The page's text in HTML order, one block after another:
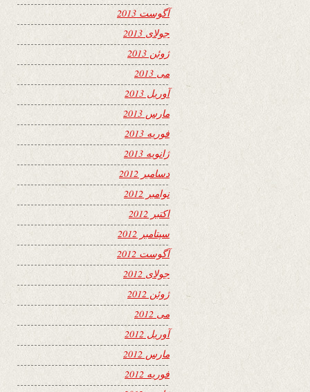
آگوست 2013
جولای 2013
ژوئن 2013
می 2013
آوریل 2013
مارس 2013
فوریه 2013
ژانویه 2013
دسامبر 2012
نوامبر 2012
اکتبر 2012
سپتامبر 2012
آگوست 2012
جولای 2012
ژوئن 2012
می 2012
آوریل 2012
مارس 2012
فوریه 2012